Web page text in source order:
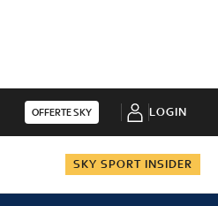
OFFERTE SKY LOGIN
SKY SPORT INSIDER